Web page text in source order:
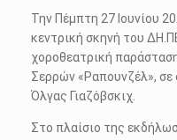
Την Πέμπτη 27 Ιουνίου
κεντρική σκηνή του
χοροθεατρική
Σερρών «Ραπουνζέλ», σε
Όλγας Γιαζόβσκιχ.
Στο πλαίσιο της